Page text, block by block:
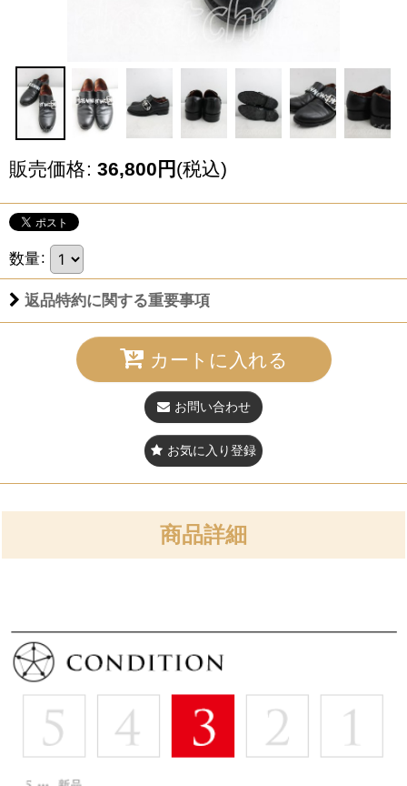
販売価格: 36,800 円 (税込)
数量:
返品特約に関する重要事項
カートに入れる
お問い合わせ
お気に入り登録
商品詳細